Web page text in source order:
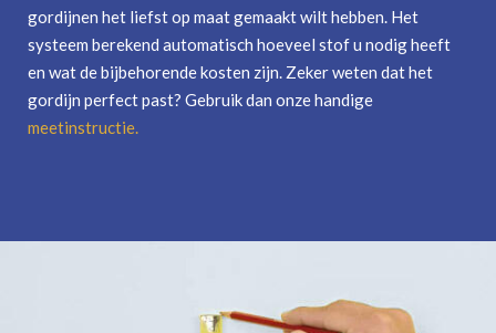
gordijnen het liefst op maat gemaakt wilt hebben. Het
systeem berekend automatisch hoeveel stof u nodig heeft
en wat de bijbehorende kosten zijn. Zeker weten dat het
gordijn perfect past? Gebruik dan onze handige
meetinstructie.